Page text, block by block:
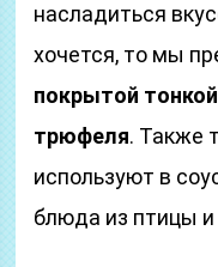
насладиться
хочется, то мы
покрытой
трюфеля. Также
используют в
блюда из птицы